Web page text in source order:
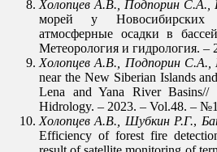
Холопцев А.В., Подпорин С.А.,
морей у
атмосферные осадки в
Метеорология и гидрология.
Холопцев А.В., Подпорин С.А.,
near the New Siberian Islands
Lena and Yana River Basins//
Hidrology. – 2023. – Vol.48. –
Холопцев А.В., Шубкин Р.Г.,
Efficiency of forest fire